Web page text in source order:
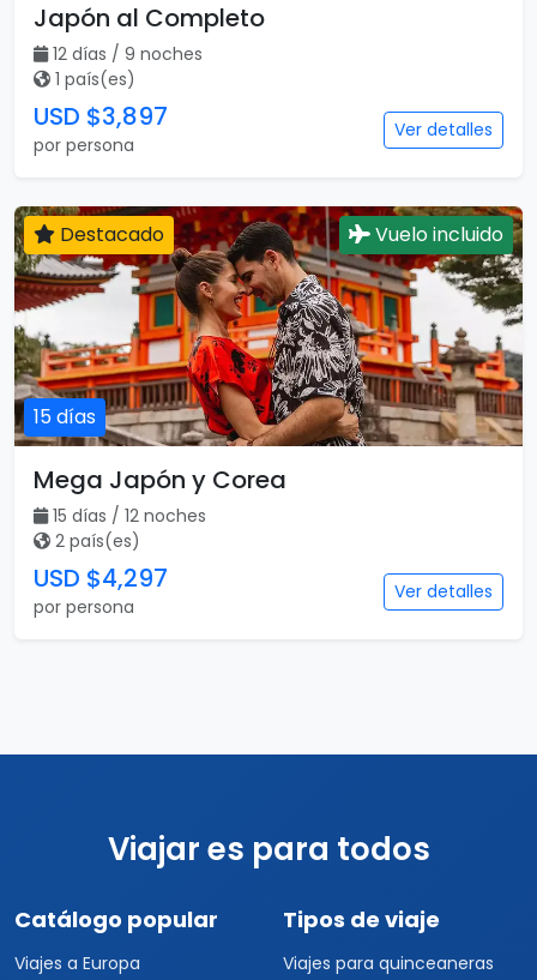
Japón al Completo
12 días / 9 noches
1 país(es)
USD $3,897
por persona
Ver detalles
15 días
Destacado Vuelo incluido
Mega Japón y Corea
15 días / 12 noches
2 país(es)
USD $4,297
por persona
Ver detalles
Viajar es para todos
Catálogo popular
Viajes a Europa
Tipos de viaje
Viajes para quinceaneras